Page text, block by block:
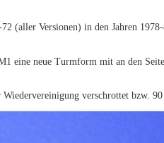
(aller Versionen) in den Jahren
eine neue Turmform mit an den
verschrottet bzw.